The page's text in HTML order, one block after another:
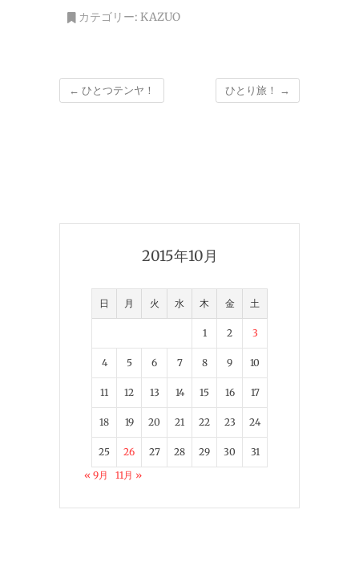
カテゴリー: KAZUO
← ひとつテンヤ！ ひとり旅！ →
2015年10月
日 月 火 水 木 金 土
1 2 3
4 5 6 7 8 9 10
11 12 13 14 15 16 17
18 19 20 21 22 23 24
25 26 27 28 29 30
31
« 9月
11月 »